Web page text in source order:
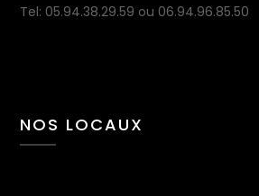
Tel: 05.94.38.29.59 ou 06.94.96.85.50
NOS LOCAUX